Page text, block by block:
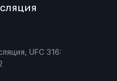
UFC 316: